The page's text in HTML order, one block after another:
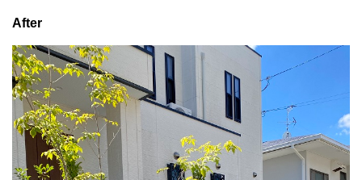
After